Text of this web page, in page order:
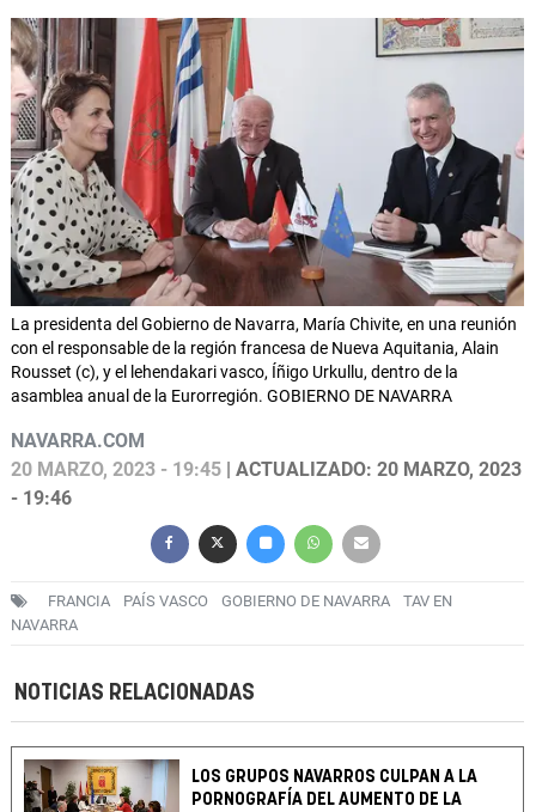
La presidenta del Gobierno de Navarra, María Chivite, en una reunión
con el responsable de la región francesa de Nueva Aquitania, Alain
Rousset (c), y el lehendakari vasco, Íñigo Urkullu, dentro de la
asamblea anual de la Eurorregión. GOBIERNO DE NAVARRA
NAVARRA.COM
20 MARZO, 2023 - 19:45 | ACTUALIZADO: 20 MARZO, 2023
- 19:46
FRANCIA PAÍS VASCO GOBIERNO DE NAVARRA
TAV EN
NAVARRA
NOTICIAS RELACIONADAS
LOS GRUPOS NAVARROS CULPAN A LA
PORNOGRAFÍA DEL AUMENTO DE LA